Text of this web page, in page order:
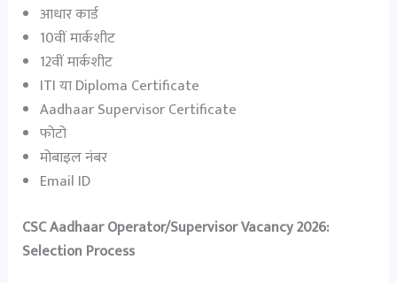
आधार कार्ड
10वीं मार्कशीट
12वीं मार्कशीट
ITI या Diploma Certificate
Aadhaar Supervisor Certificate
फोटो
मोबाइल नंबर
Email ID
CSC Aadhaar Operator/Supervisor Vacancy 2026:
Selection Process